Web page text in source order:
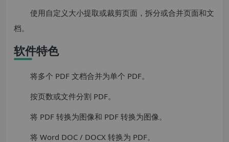
使用自定义大小提取或裁剪页面，拆分或合并页面和文
档。
软件特色
将多个 PDF 文档合并为单个 PDF。
按页数或文件分割 PDF。
将 PDF 转换为图像和 PDF 转换为图像。
将 Word DOC / DOCX 转换为 PDF。